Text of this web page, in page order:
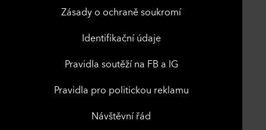
Zásady o ochraně soukromí
Identifikační údaje
Pravidla soutěží na FB a IG
Pravidla pro politickou reklamu
Návštěvní řád